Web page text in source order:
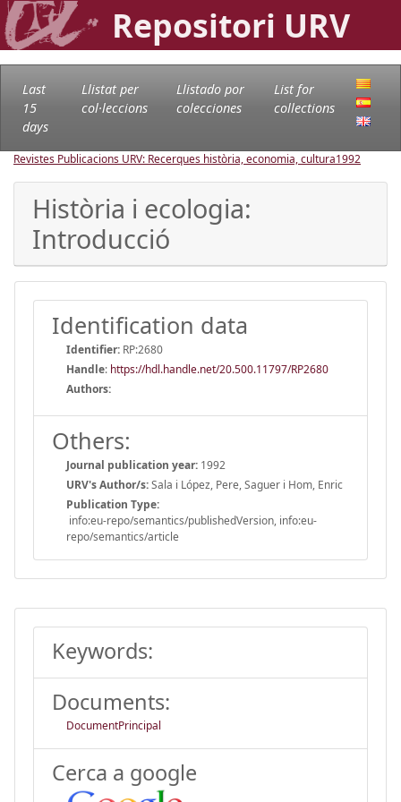
Repositori URV
Last
15
days
Llistat per
col·leccions
Llistado por
colecciones
List for
collections
Revistes Publicacions URV: Recerques història, economia, cultura1992
Història i ecologia:
Introducció
Identification data
Identifier: RP:2680
Handle: https://hdl.handle.net/20.500.11797/RP2680
Authors:
Others:
Journal publication year: 1992
URV's Author/s:Sala i López, Pere, Saguer i Hom, Enric
Publication Type:
info:eu-repo/semantics/publishedVersion, info:eu-
repo/semantics/article
Keywords:
Documents:
DocumentPrincipal
Cerca a google